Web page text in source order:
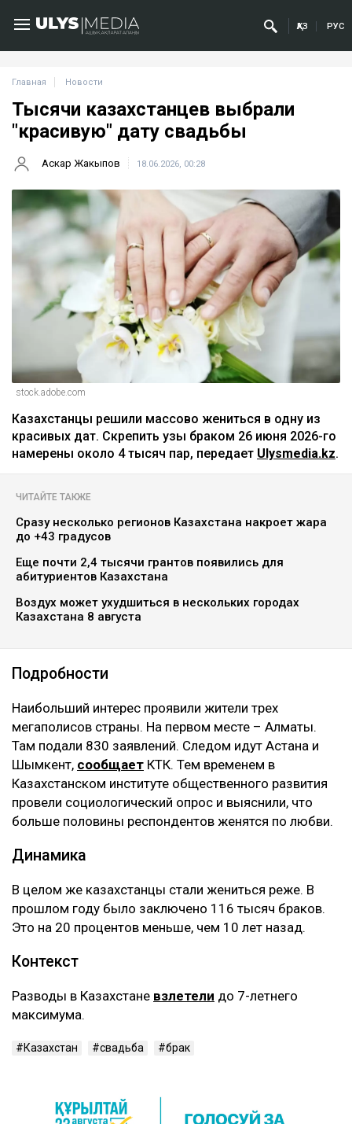
ҚАЗ РУС
Главная Новости
Тысячи казахстанцев выбрали
"красивую" дату свадьбы
Аскар Жакыпов 18.06.2026, 00:28
stock.adobe.com
Казахстанцы решили массово жениться в одну из
красивых дат. Скрепить узы браком 26 июня 2026-го
намерены около 4 тысяч пар, передает Ulysmedia.kz.
ЧИТАЙТЕ ТАКЖЕ
Сразу несколько регионов Казахстана накроет жара
до +43 градусов
Еще почти 2,4 тысячи грантов появились для
абитуриентов Казахстана
Воздух может ухудшиться в нескольких городах
Казахстана 8 августа
Подробности
Наибольший интерес проявили жители трех
мегаполисов страны. На первом месте – Алматы.
Там подали 830 заявлений. Следом идут Астана и
Шымкент, сообщает КТК. Тем временем в
Казахстанском институте общественного развития
провели социологический опрос и выяснили, что
больше половины респондентов женятся по любви.
Динамика
В целом же казахстанцы стали жениться реже. В
прошлом году было заключено 116 тысяч браков.
Это на 20 процентов меньше, чем 10 лет назад.
Контекст
Разводы в Казахстане взлетели до 7-летнего
максимума.
Казахстан свадьба брак